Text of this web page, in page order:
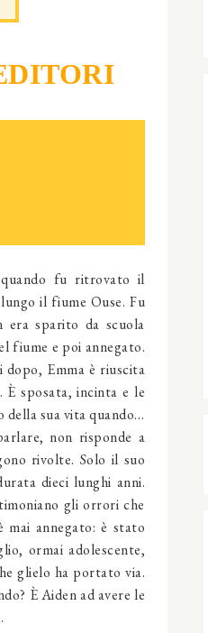
fu ritrovato il
il fiume Ouse. Fu
era sparito da scuola
fiume e poi annegato.
Emma è riuscita
È sposata, incinta e le
sua vita quando…
non risponde a
rivolte. Solo il suo
dieci lunghi anni.
gli orrori che
mai annegato: è stato
ormai adolescente,
glielo ha portato via.
È Aiden ad avere le